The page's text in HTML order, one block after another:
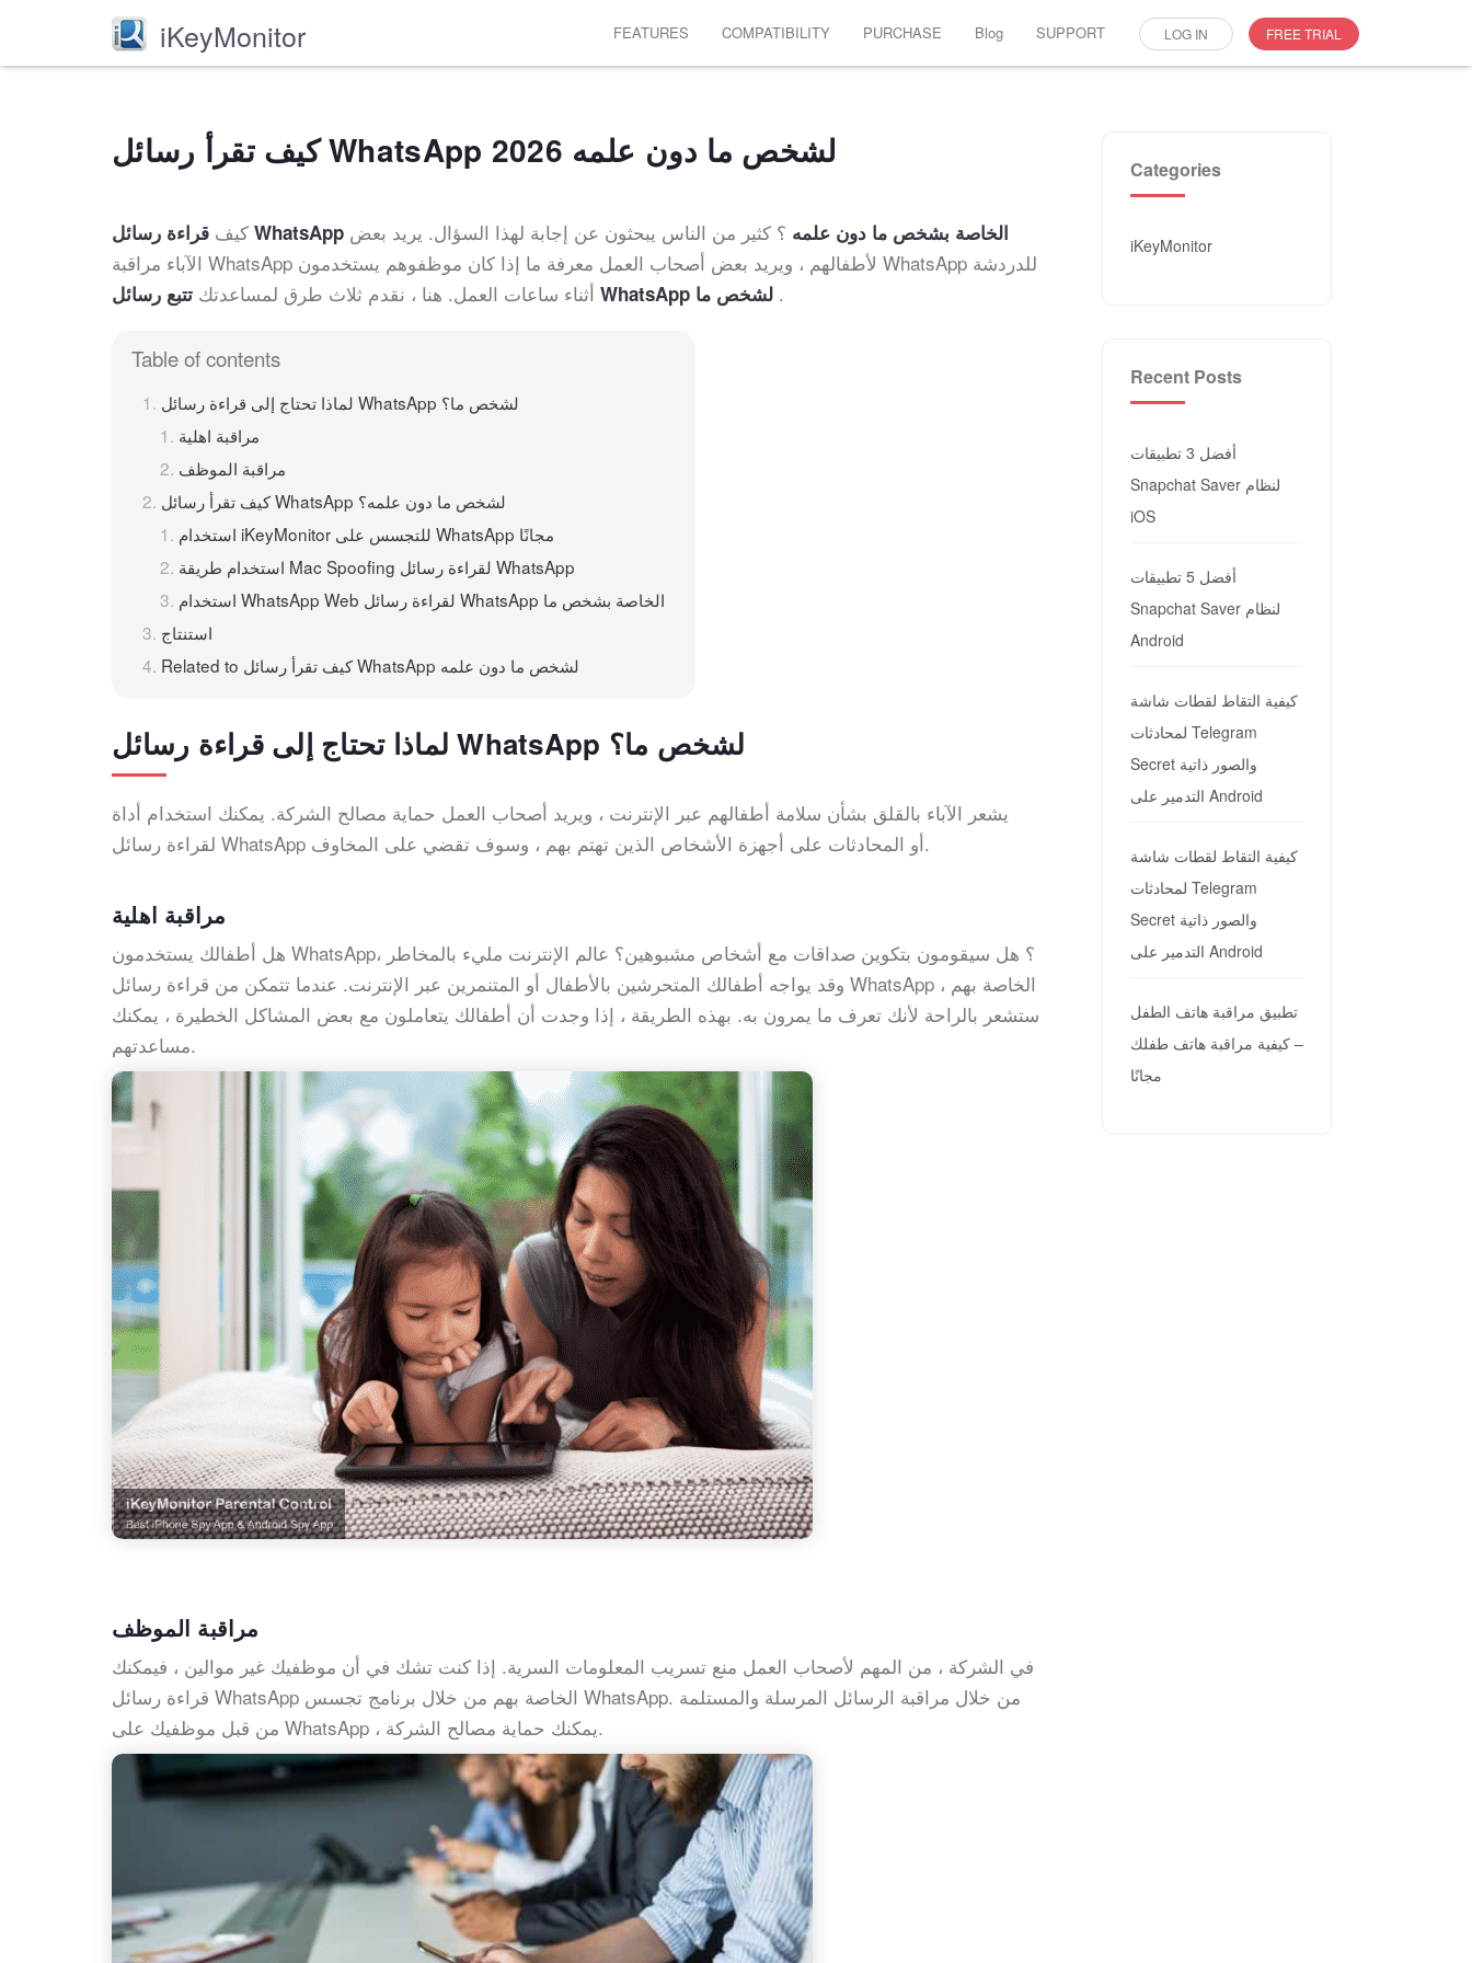
iKeyMonitor FEATURES COMPATIBILITY PURCHASE Blog SUPPORT LOG IN FREE TRIAL
كيف تقرأ رسائل WhatsApp لشخص ما دون علمه 2026
كيف قراءة رسائل WhatsApp الخاصة بشخص ما دون علمه ؟ كثير من الناس يبحثون عن إجابة لهذا السؤال. يريد بعض
الآباء مراقبة WhatsApp لأطفالهم ، ويريد بعض أصحاب العمل معرفة ما إذا كان موظفوهم يستخدمون WhatsApp للدردشة
أثناء ساعات العمل. هنا ، نقدم ثلاث طرق لمساعدتك
تتبع رسائل WhatsApp لشخص ما .
Table of contents
لماذا تحتاج إلى قراءة رسائل WhatsApp لشخص ما؟
مراقبة اهلية
مراقبة الموظف
كيف تقرأ رسائل WhatsApp لشخص ما دون علمه؟
استخدام iKeyMonitor للتجسس على WhatsApp مجانًا
استخدام طريقة Mac Spoofing لقراءة رسائل WhatsApp
استخدام WhatsApp Web لقراءة رسائل WhatsApp الخاصة بشخص ما
استنتاج
Related to كيف تقرأ رسائل WhatsApp لشخص ما دون علمه
لماذا تحتاج إلى قراءة رسائل WhatsApp لشخص ما؟
يشعر الآباء بالقلق بشأن سلامة أطفالهم عبر الإنترنت ، ويريد أصحاب العمل حماية مصالح الشركة. يمكنك استخدام أداة
لقراءة رسائل WhatsApp أو المحادثات على أجهزة الأشخاص الذين تهتم بهم ، وسوف تقضي على المخاوف.
مراقبة اهلية
هل أطفالك يستخدمون WhatsApp؟ هل سيقومون بتكوين صداقات مع أشخاص مشبوهين؟ عالم الإنترنت مليء بالمخاطر ،
وقد يواجه أطفالك المتحرشين بالأطفال أو المتنمرين عبر الإنترنت. عندما تتمكن من قراءة رسائل WhatsApp الخاصة بهم ،
ستشعر بالراحة لأنك تعرف ما يمرون به. بهذه الطريقة ، إذا وجدت أن أطفالك يتعاملون مع بعض المشاكل الخطيرة ، يمكنك
مساعدتهم.
مراقبة الموظف
في الشركة ، من المهم لأصحاب العمل منع تسريب المعلومات السرية. إذا كنت تشك في أن موظفيك غير موالين ، فيمكنك
قراءة رسائل WhatsApp الخاصة بهم من خلال برنامج تجسس WhatsApp. من خلال مراقبة الرسائل المرسلة والمستلمة
من قبل موظفيك على WhatsApp ، يمكنك حماية مصالح الشركة.
Categories
iKeyMonitor
Recent Posts
أفضل 3 تطبيقات
Snapchat Saver لنظام
iOS
أفضل 5 تطبيقات
Snapchat Saver لنظام
Android
كيفية التقاط لقطات شاشة
لمحادثات Telegram
Secret والصور ذاتية
التدمير على Android
كيفية التقاط لقطات شاشة
لمحادثات Telegram
Secret والصور ذاتية
التدمير على Android
تطبيق مراقبة هاتف الطفل
– كيفية مراقبة هاتف طفلك
مجانًا